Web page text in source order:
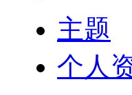
主题
个人